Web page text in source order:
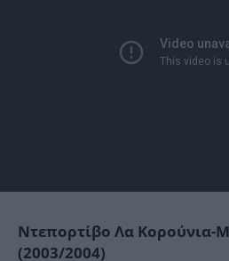
Ντεπορτίβο Λα Κορούνια-
(2003/2004)